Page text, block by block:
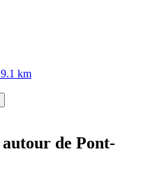
9.1 km
de Pont-